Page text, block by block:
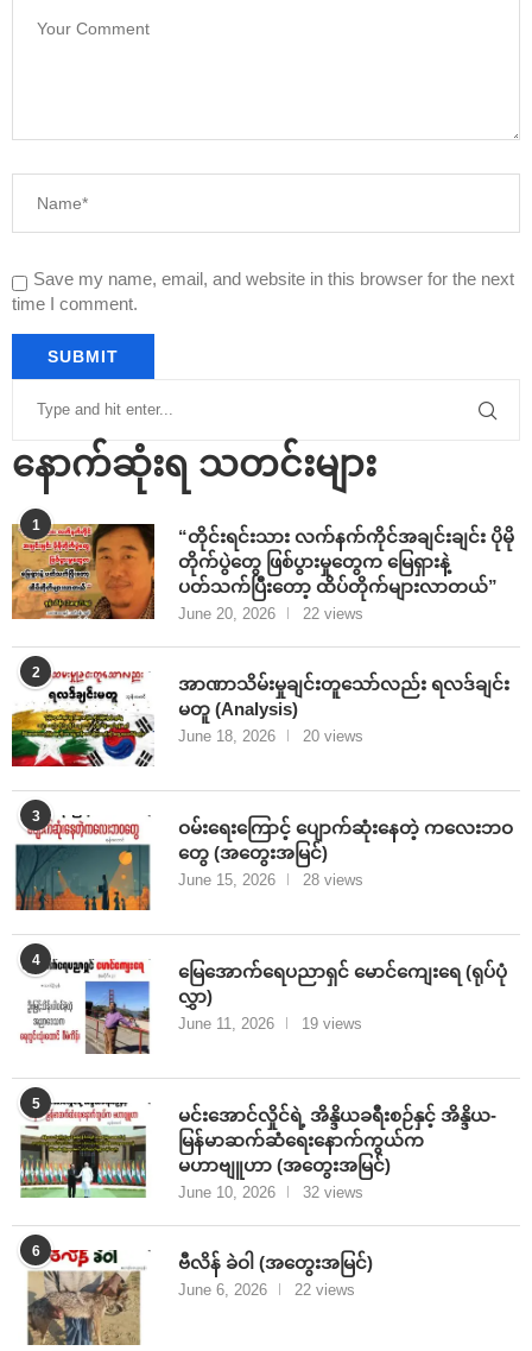
Save my name, email, and website in this browser for the next
time I comment.
နောက်ဆုံးရ သတင်းများ
1
“တိုင်းရင်းသား လက်နက်ကိုင်အချင်းချင်း ပိုမို
တိုက်ပွဲတွေ ဖြစ်ပွားမှုတွေက မြေရှားနဲ့
ပတ်သက်ပြီးတော့ ထိပ်တိုက်များလာတယ်”
June 20, 2026 22 views
2
အာဏာသိမ်းမှုချင်းတူသော်လည်း ရလဒ်ချင်း
မတူ (Analysis)
June 18, 2026 20 views
3
ဝမ်းရေးကြောင့် ပျောက်ဆုံးနေတဲ့ ကလေးဘဝ
တွေ (အတွေးအမြင်)
June 15, 2026 28 views
4
မြေအောက်ရေပညာရှင် မောင်ကျေးရေ (ရုပ်ပုံ
လွှာ)
June 11, 2026 19 views
5
မင်းအောင်လှိုင်ရဲ့ အိန္ဒိယခရီးစဉ်နှင့် အိန္ဒိယ-
မြန်မာဆက်ဆံရေးနောက်ကွယ်က
မဟာဗျူဟာ (အတွေးအမြင်)
June 10, 2026 32 views
6
ဗီလိန် ခဲဝါ (အတွေးအမြင်)
June 6, 2026 22 views